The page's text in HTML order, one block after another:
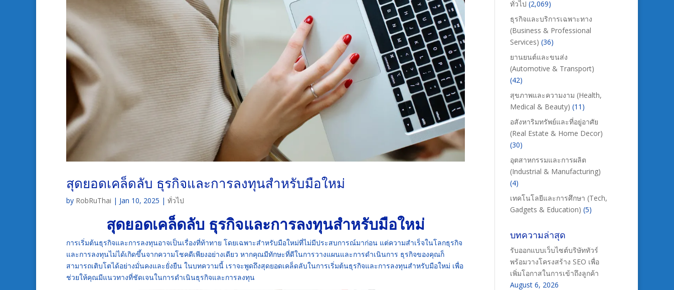
สุดยอดเคล็ดลับ ธุรกิจและการลงทุนสำหรับมือใหม่
by RobRuThai | Jan 10, 2025 | ทั่วไป
สุดยอดเคล็ดลับ ธุรกิจและการลงทุนสำหรับมือใหม่
การเริ่มต้นธุรกิจและการลงทุนอาจเป็นเรื่องที่ท้าทาย โดยเฉพาะสำหรับมือใหม่ที่ไม่มีประสบการณ์มาก่อน แต่ความสำเร็จในโลกธุรกิจ
และการลงทุนไม่ได้เกิดขึ้นจากความโชคดีเพียงอย่างเดียว หากคุณมีทักษะที่ดีในการวางแผนและการดำเนินการ ธุรกิจของคุณก็
สามารถเติบโตได้อย่างมั่นคงและยั่งยืน ในบทความนี้ เราจะพูดถึงสุดยอดเคล็ดลับในการเริ่มต้นธุรกิจและการลงทุนสำหรับมือใหม่ เพื่อ
ช่วยให้คุณมีแนวทางที่ชัดเจนในการดำเนินธุรกิจและการลงทุน
ทั่วไป (2,069)
ธุรกิจและบริการเฉพาะทาง
(Business & Professional
Services) (36)
ยานยนต์และขนส่ง
(Automotive & Transport)
(42)
สุขภาพและความงาม (Health,
Medical & Beauty) (11)
อสังหาริมทรัพย์และที่อยู่อาศัย
(Real Estate & Home Decor)
(30)
อุตสาหกรรมและการผลิต
(Industrial & Manufacturing)
(4)
เทคโนโลยีและการศึกษา (Tech,
Gadgets & Education) (5)
บทความล่าสุด
รับออกแบบเว็บไซต์บริษัททัวร์
พร้อมวางโครงสร้าง SEO เพื่อ
เพิ่มโอกาสในการเข้าถึงลูกค้า
August 6, 2026